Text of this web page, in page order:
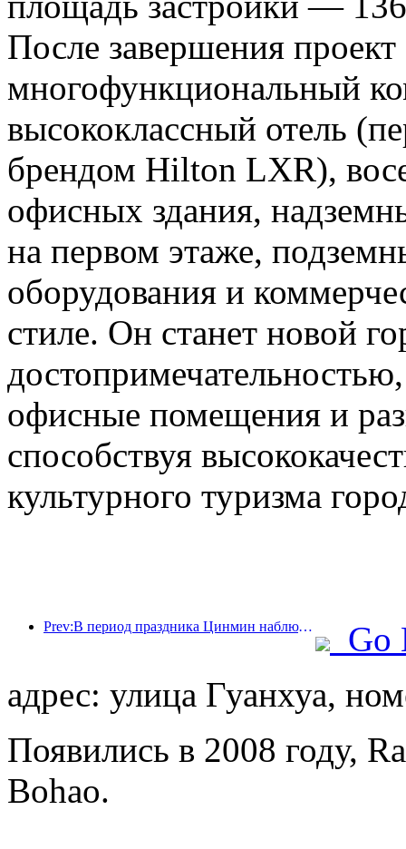
После завершения проект
многофункциональный
высококлассный отель
брендом Hilton LXR),
офисных здания,
на первом этаже,
оборудования и
стиле. Он станет новой
офисные помещения и
способствуя
культурного туризма
Prev:В период праздника Цинмин наблюдался всплеск путешествий из-за продленных отпусков, а поездки и любование цветами способствовали увеличению числа посетителей во многих городах.
Go
адрес: улица Гуанхуа,
Появились в 2008 году,
Bohao.